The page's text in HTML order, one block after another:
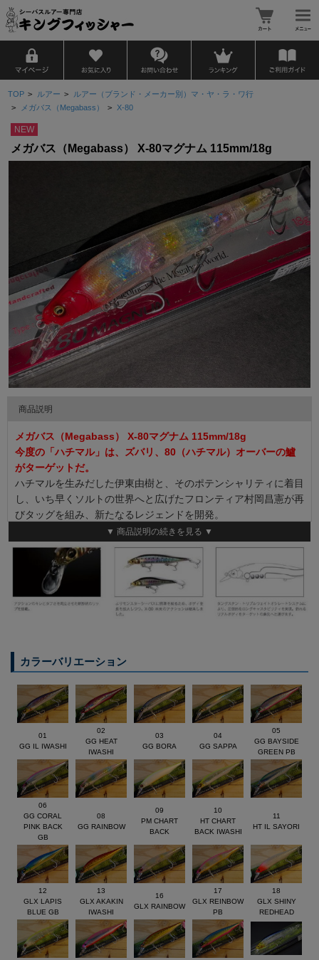
TOP > ルアー > ルアー（ブランド・メーカー別）マ・ヤ・ラ・ワ行
> メガバス（Megabass） > X-80
NEW
メガバス（Megabass） X-80マグナム 115mm/18g
商品説明
メガバス（Megabass） X-80マグナム 115mm/18g
今度の「ハチマル」は、ズバリ、80（ハチマル）オーバーの鱸
がターゲットだ。
ハチマルを生みだした伊東由樹と、そのポテンシャリティに着目
し、いち早くソルトの世界へと広げたフロンティア村岡昌憲が再
びタッグを組み、新たなるレジェンドを開発。
ハチマルが内包する他の追従を許さない圧倒的に「釣れる秘密」
を継承し、匠のボディパッケージングによって論理的に出現した
その姿は、まさに、あのハチマルそのもの。
ただし、そのボディ全長は大幅に拡大され、100mmを超えるシ
ーバスルアーの一般常識的アクションを置き去りにする、極限ま
で「餌ライクな動き」と、かつてなかった「刺激は波動」を発生
ンサーを、3つ同時に「トリプル重心瞬間移動」させるという、
新世代メガバステクノロジーの荒ワザによって、圧倒的なロング
キャスタビリティをたたき出すことに成功している。
Spec ◆LENGTH ： 115.0mm◆WEIGHT ： 18g ◆TYPE
： SINKING
▼ 商品説明の続きを見る ▼
カラーバリエーション
01
GG IL IWASHI
02
GG HEAT
IWASHI
03
GG BORA
04
GG SAPPA
05
GG BAYSIDE
GREEN PB
06
GG CORAL
PINK BACK
GB
08
GG RAINBOW
09
PM CHART
BACK
10
HT CHART
BACK IWASHI
11
HT IL SAYORI
12
GLX LAPIS
BLUE GB
13
GLX AKAKIN
IWASHI
16
GLX RAINBOW
17
GLX REINBOW
PB
18
GLX SHINY
REDHEAD